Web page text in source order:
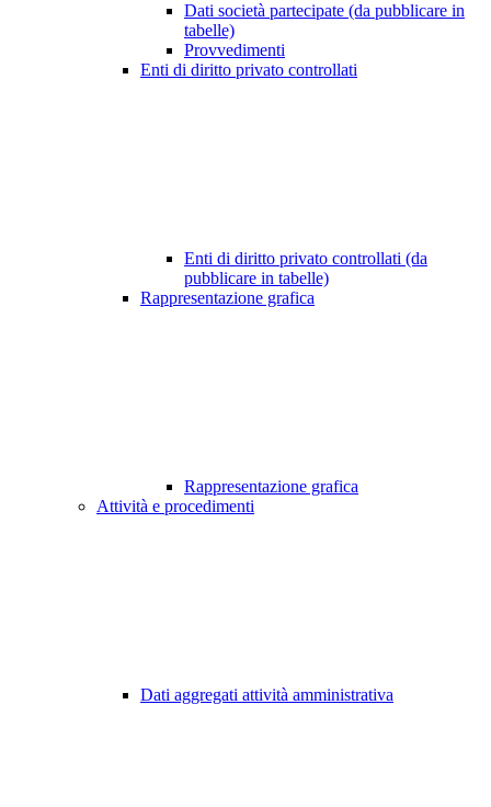
Dati società partecipate (da pubblicare in
tabelle)
Provvedimenti
Enti di diritto privato controllati
Enti di diritto privato controllati (da
pubblicare in tabelle)
Rappresentazione grafica
Rappresentazione grafica
Attività e procedimenti
Dati aggregati attività amministrativa